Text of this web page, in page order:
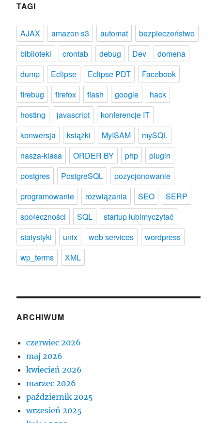
TAGI
AJAX amazon s3 automat
bezpieczeństwo
biblioteki
crontab debug Dev
domena
dump
Eclipse Eclipse PDT
Facebook
firebug
firefox flash google
hack
hosting
javascript
konferencje IT
konwersja
książki MyISAM
mySQL
nasza-klasa
ORDER BY php
plugin
postgres
PostgreSQL
pozycjonowanie
programowanie
rozwiązania SEO
SERP
społeczności
SQL
startup lubimyczytać
statystyki
unix web services
wordpress
wp_terms
XML
ARCHIWUM
czerwiec 2026
maj 2026
kwiecień 2026
marzec 2026
październik 2025
wrzesień 2025